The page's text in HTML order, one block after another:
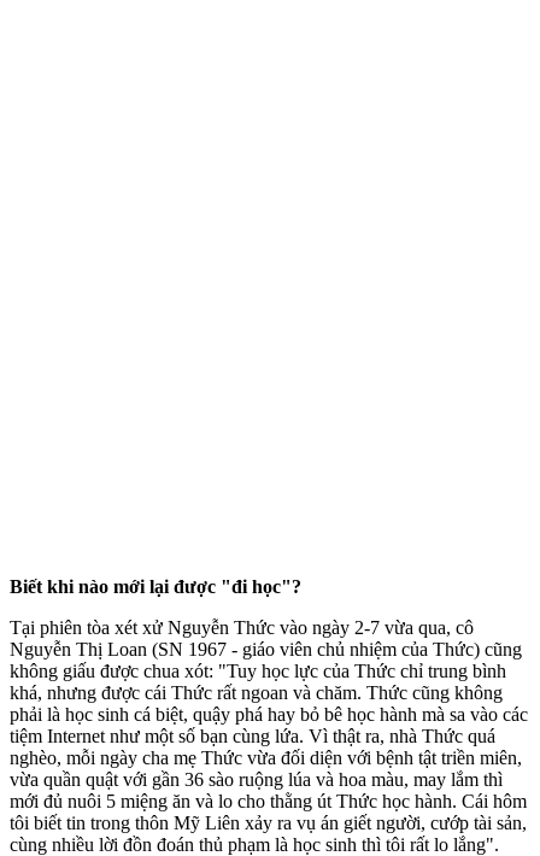
Biết khi nào mới lại được "đi học"?
Tại phiên tòa xét xử Nguyễn Thức vào ngày 2-7 vừa qua, cô
Nguyễn Thị Loan (SN 1967 - giáo viên chủ nhiệm của Thức) cũng
không giấu được chua xót: "Tuy học lực của Thức chỉ trung bình
khá, nhưng được cái Thức rất ngoan và chăm. Thức cũng không
phải là học sinh cá biệt, quậy phá hay bỏ bê học hành mà sa vào các
tiệm Internet như một số bạn cùng lứa. Vì thật ra, nhà Thức quá
nghèo, mỗi ngày cha mẹ Thức vừa đối diện với bệnh tật triền miên,
vừa quần quật với gần 36 sào ruộng lúa và hoa màu, may lắm thì
mới đủ nuôi 5 miệng ăn và lo cho thằng út Thức học hành. Cái hôm
tôi biết tin trong thôn Mỹ Liên xảy ra vụ án giết người, cướp tài sản,
cùng nhiều lời đồn đoán thủ phạm là học sinh thì tôi rất lo lắng".